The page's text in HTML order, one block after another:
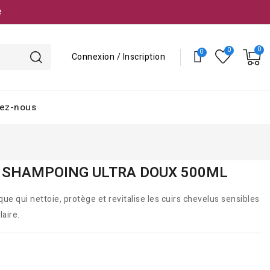
Connexion / Inscription
nous
ULTRA DOUX 500ML
qui nettoie, protège et revitalise les cuirs chevelus sensibles